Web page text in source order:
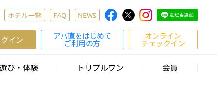
ホテル一覧 FAQ NEWS
イン アパ直をはじめて
ご利用の方
オンライン
チェックイン
遊び・体験 トリプルワン 会員